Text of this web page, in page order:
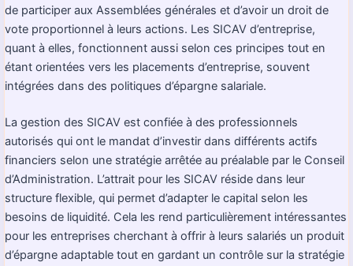
de participer aux Assemblées générales et d’avoir un droit de
vote proportionnel à leurs actions. Les SICAV d’entreprise,
quant à elles, fonctionnent aussi selon ces principes tout en
étant orientées vers les placements d’entreprise, souvent
intégrées dans des politiques d’épargne salariale.
La gestion des SICAV est confiée à des professionnels
autorisés qui ont le mandat d’investir dans différents actifs
financiers selon une stratégie arrêtée au préalable par le Conseil
d’Administration. L’attrait pour les SICAV réside dans leur
structure flexible, qui permet d’adapter le capital selon les
besoins de liquidité. Cela les rend particulièrement intéressantes
pour les entreprises cherchant à offrir à leurs salariés un produit
d’épargne adaptable tout en gardant un contrôle sur la stratégie